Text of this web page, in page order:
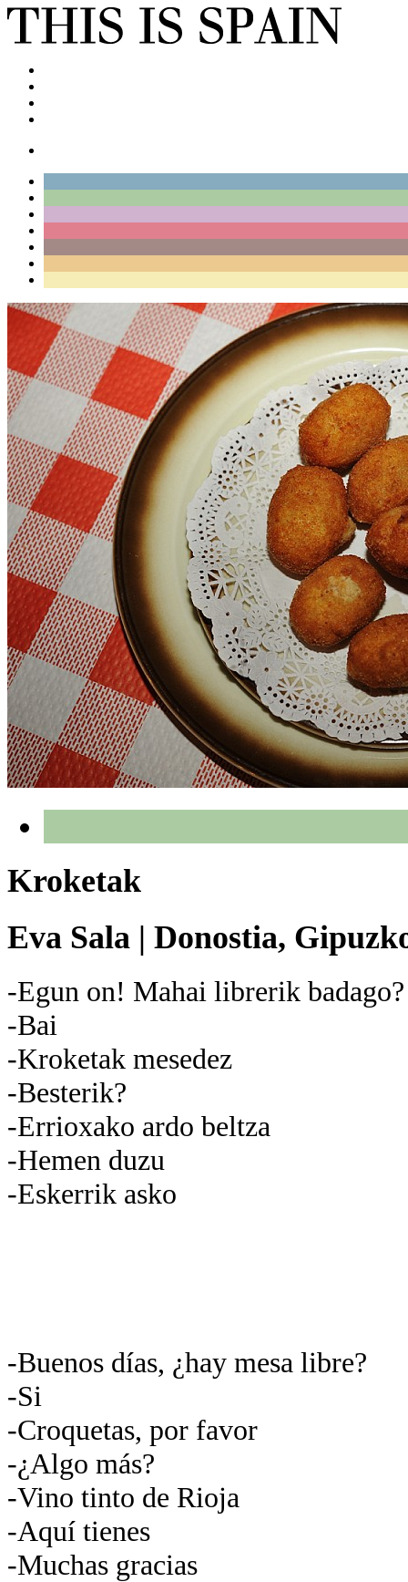
Kroketak
Eva Sala | Donostia,
-Egun on! Mahai librerik badago?
-Bai
-Kroketak mesedez
-Besterik?
-Errioxako ardo beltza
-Hemen duzu
-Eskerrik asko
-Buenos días, ¿hay mesa libre?
-Si
-Croquetas, por favor
-¿Algo más?
-Vino tinto de Rioja
-Aquí tienes
-Muchas gracias